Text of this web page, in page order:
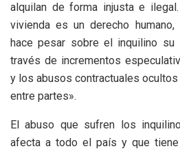
alquilan de forma injusta e
vivienda es un derecho
hace pesar sobre el inquilino su
través de incrementos
y los abusos contractuales
entre partes».
El abuso que sufren los
afecta a todo el país y que